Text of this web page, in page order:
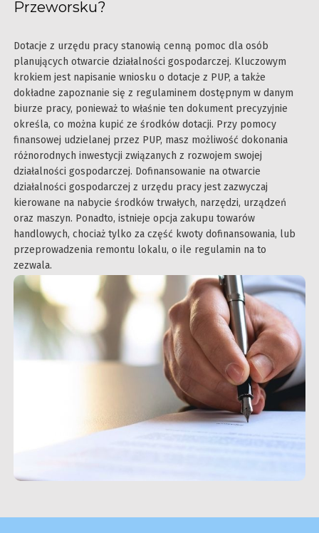
Przeworsku?
Dotacje z urzędu pracy stanowią cenną pomoc dla osób
planujących otwarcie działalności gospodarczej. Kluczowym
krokiem jest napisanie wniosku o dotacje z PUP, a także
dokładne zapoznanie się z regulaminem dostępnym w danym
biurze pracy, ponieważ to właśnie ten dokument precyzyjnie
określa, co można kupić ze środków dotacji. Przy pomocy
finansowej udzielanej przez PUP, masz możliwość dokonania
różnorodnych inwestycji związanych z rozwojem swojej
działalności gospodarczej. Dofinansowanie na otwarcie
działalności gospodarczej z urzędu pracy jest zazwyczaj
kierowane na nabycie środków trwałych, narzędzi, urządzeń
oraz maszyn. Ponadto, istnieje opcja zakupu towarów
handlowych, chociaż tylko za część kwoty dofinansowania, lub
przeprowadzenia remontu lokalu, o ile regulamin na to
zezwala.